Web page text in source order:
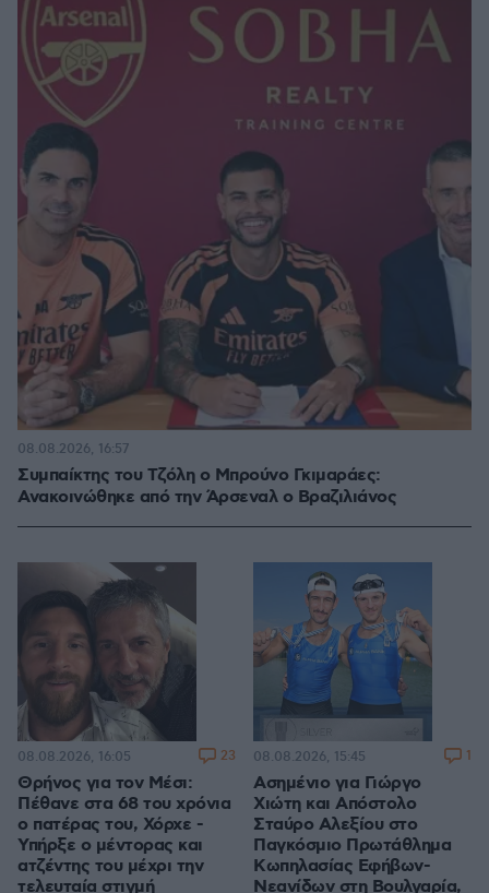
Συμπαίκτης του Τζόλη ο Μπρούνο Γκιμαράες:
Ανακοινώθηκε από την Άρσεναλ ο Βραζιλιάνος
08.08.2026, 16:57
Θρήνος για τον Μέσι:
Πέθανε στα 68 του χρόνια
ο πατέρας του, Χόρχε -
Υπήρξε ο μέντορας και
ατζέντης του μέχρι την
τελευταία στιγμή
08.08.2026, 16:05 23
Ασημένιο για Γιώργο
Χιώτη και Απόστολο
Σταύρο Αλεξίου στο
Παγκόσμιο Πρωτάθλημα
Κωπηλασίας Εφήβων-
Νεανίδων στη Βουλγαρία,
08.08.2026, 15:45 1